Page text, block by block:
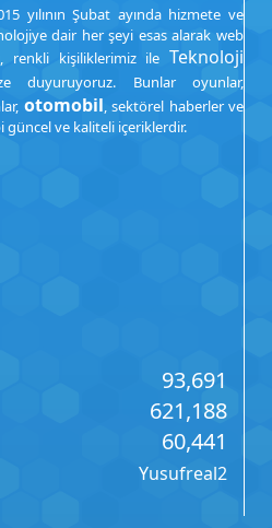
yılının Şubat ayında hizmete ve
dair her şeyi esas alarak web
renkli kişiliklerimiz ile Teknoloji
duyuruyoruz. Bunlar oyunlar,
otomobil, sektörel haberler ve
ve kaliteli içeriklerdir.
93,691
621,188
60,441
Yusufreal2